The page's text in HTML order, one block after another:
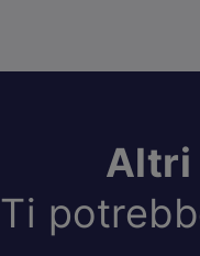
Altri
Ti